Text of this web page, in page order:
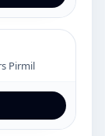
Pirmil